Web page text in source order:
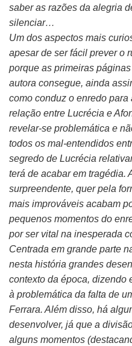
saber as razões da alegria
silenciar…
Um dos aspectos mais
apesar de ser fácil prever o
porque as primeiras
autora consegue, ainda
como conduz o enredo
relação entre Lucrécia e
revelar-se problemática e
todos os mal-entendidos
segredo de Lucrécia
terá de acabar em tragédia.
surpreendente, quer pela
mais improváveis acabam
pequenos momentos do
por ser vital na inesperada
Centrada em grande parte
nesta história grandes
contexto da época, dizendo
à problemática da falta de
Ferrara. Além disso, há
desenvolver, já que a
alguns momentos